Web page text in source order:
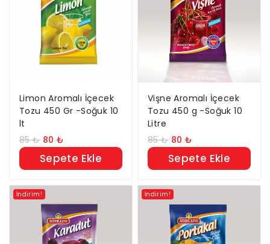
Limon Aromalı İçecek
Tozu 450 Gr -Soğuk 10
lt
85₺ 80₺
Sepete Ekle
Vişne Aromalı İçecek
Tozu 450 g -Soğuk 10
Litre
85₺ 80₺
Sepete Ekle
İndirim! İndirim!